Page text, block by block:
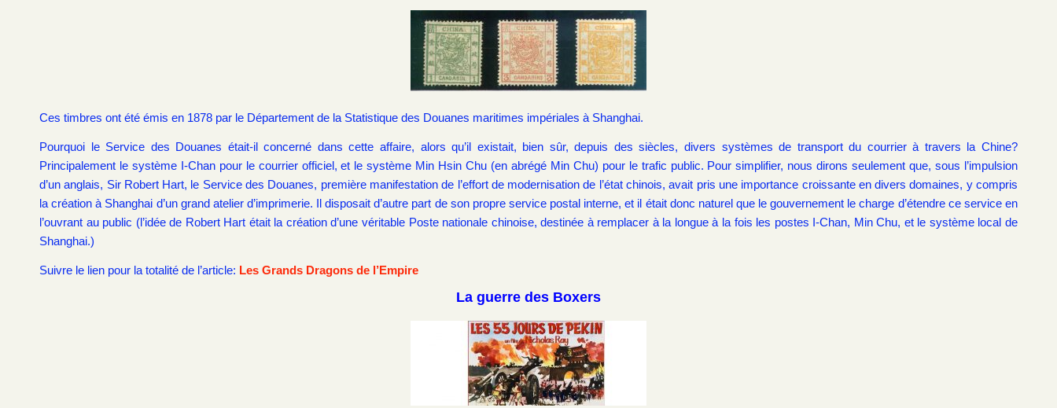
Ces timbres ont été émis en 1878 par le Département de la Statistique des Douanes maritimes impériales à Shanghai.
Pourquoi le Service des Douanes était-il concerné dans cette affaire, alors qu’il existait, bien sûr, depuis des siècles, divers systèmes de transport du courrier à travers la Chine?
Principalement le système I-Chan pour le courrier officiel, et le système Min Hsin Chu (en abrégé Min Chu) pour le trafic public. Pour simplifier, nous dirons seulement que, sous l’impulsion
d’un anglais, Sir Robert Hart, le Service des Douanes, première manifestation de l’effort de modernisation de l’état chinois, avait pris une importance croissante en divers domaines, y compris
la création à Shanghai d’un grand atelier d’imprimerie. Il disposait d’autre part de son propre service postal interne, et il était donc naturel que le gouvernement le charge d’étendre ce service en
l’ouvrant au public (l’idée de Robert Hart était la création d’une véritable Poste nationale chinoise, destinée à remplacer à la longue à la fois les postes I-Chan, Min Chu, et le système local de
Shanghai.)
Suivre le lien pour la totalité de l’article: Les Grands Dragons de l’Empire
La guerre des Boxers